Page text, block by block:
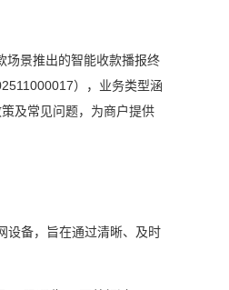
场景推出的智能收款播报终
），业务类型涵
及常见问题，为商户提供
设备，旨在通过清晰、及时